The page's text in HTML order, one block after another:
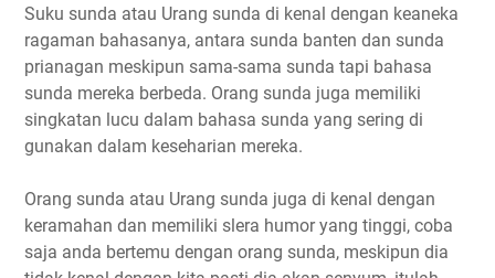
Suku sunda atau Urang sunda di kenal dengan keaneka
ragaman bahasanya, antara sunda banten dan sunda
prianagan meskipun sama-sama sunda tapi bahasa
sunda mereka berbeda. Orang sunda juga memiliki
singkatan lucu dalam bahasa sunda yang sering di
gunakan dalam keseharian mereka.
Orang sunda atau Urang sunda juga di kenal dengan
keramahan dan memiliki slera humor yang tinggi, coba
saja anda bertemu dengan orang sunda, meskipun dia